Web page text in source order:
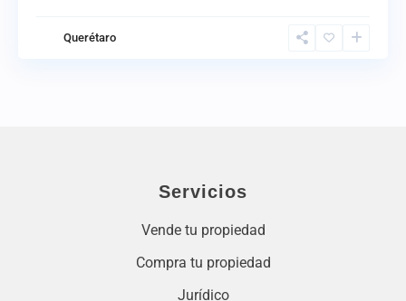
Querétaro
Servicios
Vende tu propiedad
Compra tu propiedad
Jurídico